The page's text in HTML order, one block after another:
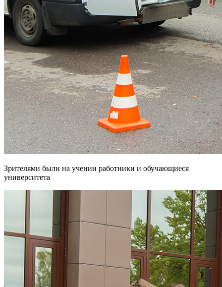
Зрителями были на учении работники и обучающиеся
университета